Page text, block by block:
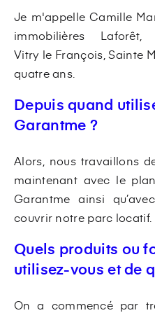
Je m'appelle Camille
immobilières Laforêt,
Vitry le François, Sainte
quatre ans.
Depuis quand
Garantme ?
Alors, nous travaillons
maintenant avec le
Garantme ainsi
couvrir notre parc locatif.
Quels produits ou
utilisez-vous et de
On a commencé par